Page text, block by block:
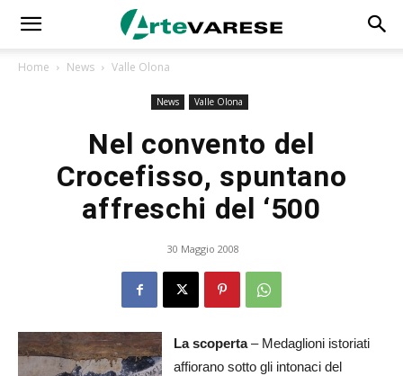
Home News Valle Olona
News Valle Olona
Nel convento del
Crocefisso, spuntano
affreschi del ‘500
30 Maggio 2008
La scoperta– Medaglioni istoriati
affiorano sotto gli intonaci del